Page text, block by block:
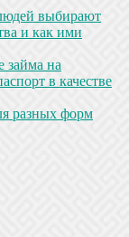
выбирают
и как ими
займа на
в качестве
разных форм